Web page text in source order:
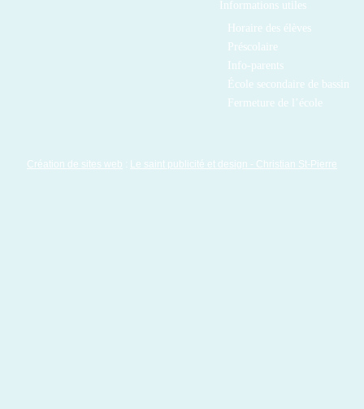
Informations utiles
Horaire des élèves
Préscolaire
Info-parents
École secondaire de bassin
Fermeture de l’école
Création de sites web : Le saint publicité et design - Christian St-Pierre